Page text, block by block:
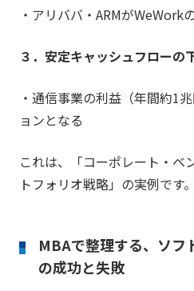
・アリババ・ARMがWeWork
３．安定キャッシュフローの
・通信事業の利益（年間約1
ョンとなる
これは、「コーポレート・ベ
トフォリオ戦略」の実例です。
MBAで整理する、ソフ
の成功と失敗